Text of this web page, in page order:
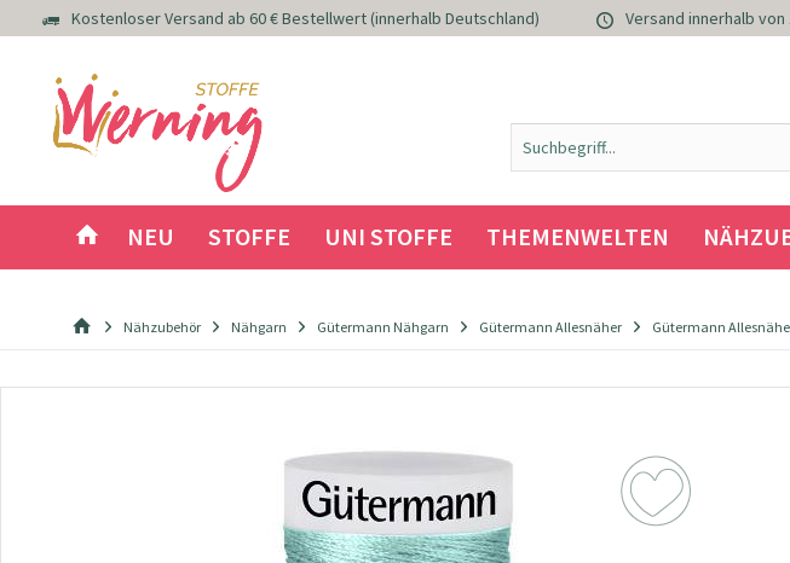
Kostenloser Versand ab 60 € Bestellwert (innerhalb Deutschland) Versand innerhalb
NEU STOFFE UNI STOFFE THEMENWELTEN
Nähzubehör Nähgarn Gütermann Nähgarn Gütermann Allesnäher Gütermann